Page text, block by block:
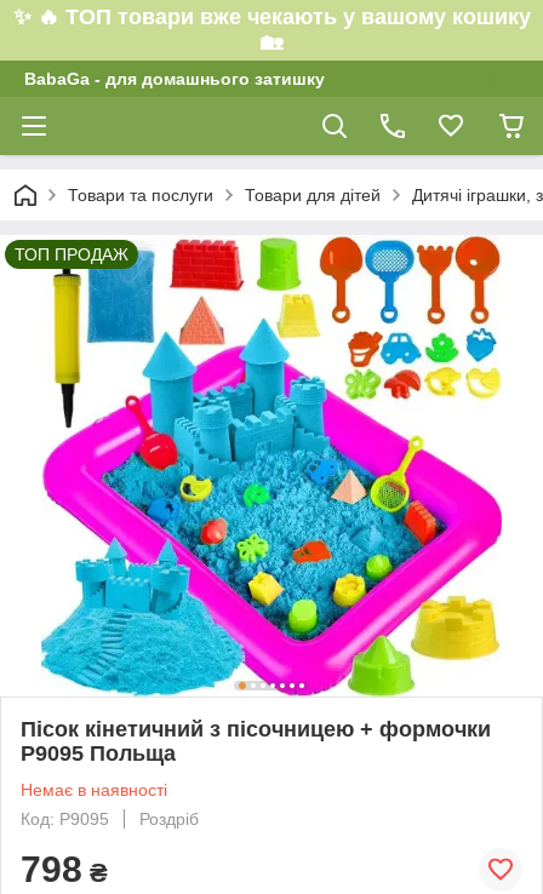
✨ 🔥 ТОП товари вже чекають у вашому кошику
🏡
BabaGa - для домашнього затишку
Товари та послуги Товари для дітей Дитячі іграшки,
ТОП ПРОДАЖ
Пісок кінетичний з пісочницею + формочки
Р9095 Польща
Немає в наявності
Код: Р9095
Роздріб
798 ₴